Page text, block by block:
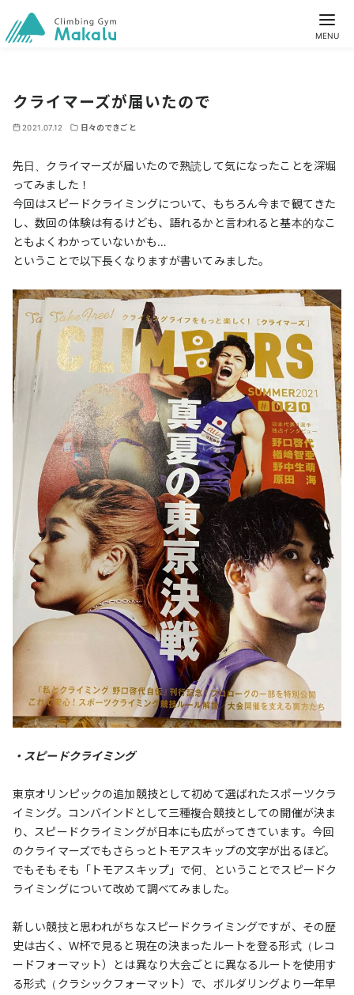
クライマーズが届いたので
2021.07.12 日々のできごと
先日、クライマーズが届いたので熟読して気になったことを深堀
ってみました！
今回はスピードクライミングについて、もちろん今まで観てきた
し、数回の体験は有るけども、語れるかと言われると基本的なこ
ともよくわかっていないかも…
ということで以下長くなりますが書いてみました。
・スピードクライミング
東京オリンピックの追加競技として初めて選ばれたスポーツクラ
イミング。コンバインドとして三種複合競技としての開催が決ま
り、スピードクライミングが日本にも広がってきています。今回
のクライマーズでもさらっとトモアスキップの文字が出るほど。
でもそもそも「トモアスキップ」で何、ということでスピードク
ライミングについて改めて調べてみました。
新しい競技と思われがちなスピードクライミングですが、その歴
史は古く、W杯で見ると現在の決まったルートを登る形式（レコ
ードフォーマット）とは異なり大会ごとに異なるルートを使用す
る形式（クラシックフォーマット）で、ボルダリングより一年早